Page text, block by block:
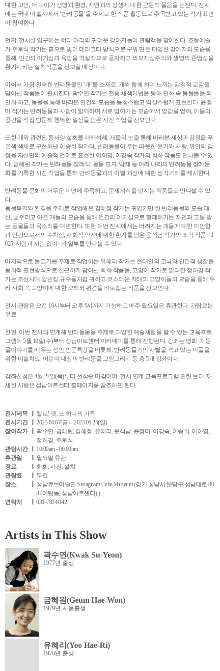
대한 고민, 더 나아가 생명과 환경, 자연과의 상생에 대한 근원적 물음을 던진다. 전시
에는 국내 미술계에서 ‘반려동물’을 주제로 한 작품 활동으로 주목받고 있는 작가 11명
이 참여한다.
먼저, 전시실 입구에는 여러 마리의 귀여운 강아지들이 관람객을 맞이한다. 조형예술
가 주후식 작가는 흙으로 빚어 테라코타 방식으로 구워 만든 다양한 강아지의 모습을
통해, 인간의 이기심과 욕망을 역설적으로 풍자하고 외모지상주의와 생명의 존엄성을
환기시키는 설치작품을 선보일 예정이다.
이어서 가장 친숙한 반려동물인 ‘개’를 소재로, 개와 함께 하며 느끼는 감정적 교감을
담아낸 작품들이 펼쳐진다. 곽수연 작가는 전통 채색기법을 통해 민화 속 동물들을 의
인화 하고, 동물을 통해 바라본 인간의 모습을 능청스럽고 익살스럽게 표현한다. 윤정
미 작가는 반려동물과 사람이 함께하며 서로 닮아가는 모습에서 영감을 얻어, 이들의
공간을 직접 방문해 행복한 일상을 담은 사진 작업을 선보인다.
또한 개와 관련된 동서양 설화를 재해석해, 개들의 눈을 통해 바라본 세상과 감정을 푸
른색 색채로 구현해낸 이승희 작가와, 반려동물이 주는 따뜻한 온기와 사랑, 위안의 감
정을 자신만의 예술적 언어로 표현한 이아영, 이경숙 작가의 회화 작품도 만나볼 수 있
다. 금혜원 작가는 반려동물 장례식, 동물 묘지, 박제 등 여러 나라의 반려동물 장례문
화를 기록한 사진 작업을 통해 반려동물과의 이별 과정에 대한 생각거리를 제시한다.
반려동물 문화의 어두운 이면에 주목하고, 문제의식을 던지는 작품들도 만나볼 수 있
다.
동물복지와 환경을 주제로 작업해온 김혜정 작가는 귀엽기만 한 반려동물의 모습 대
신, 굶주리고 아픈 개들의 모습을 통해 인간의 이기심으로 황폐해가는 자연과 고통 받
는 동물들의 목소리를 대변한다. 또한 이번 전시에서는 버려지는 개들에 대한 미안함
과 인간으로서의 수치심, 사회적 약자에 대한 환기를 담은 윤석남 작가의 조각 작품 <1
025: 사람과 사람 없이>의 일부를 만나볼 수 있다.
마지막으로 물고기를 주제로 작업하는 유혜리 작가는 현대인의 고뇌와 인간적 성찰을
동화적 표현방식으로 친근하게 담아낸 회화 작품을, 고양이 작가로 알려진 정하경 작
가는 조선시대 양반집 규수들처럼 귀하고 멋스러운 자태의 고양이들의 모습을 통해 우
리 사회 속 고양이에 대한 오해와 편견을 바로잡는 작품을 선보인다.
전시 관람은 오전 10시부터 오후 6시까지 가능하고 매주 월요일은 휴관한다. 관람료는
무료.
한편, 이번 전시와 연계해 반려동물을 주제로 다양한 예술체험을 할 수 있는 교육프로
그램이 5월 10일(수)부터 성남아트센터 아카데미를 통해 진행된다. 강좌는 명화 속 동
물이야기를 배우는 성인 인문특강을 비롯해, 반려동물과의 사별을 겪고 있는 이들을
위한 미술치료, 어린이 대상의 반려동물 그림그리기 등 총 5개 강좌이다.
강좌신청은 4월 27일(목)부터 선착순 마감이며, 전시 연계 교육프로그램 관련 보다 자
세한 사항은 성남아트센터 홈페이지를 참조하면 된다.
전시제목
헬로! 펫, 또 하나의 가족
전시기간
2023.04.07(금) - 2023.06.25(일)
참여작가
곽수연, 금혜원, 김혜정, 유혜리, 윤석남, 윤정미, 이경숙, 이승희, 이아영,
정하경, 주후식
관람시간
10:00am - 06:00pm
휴관일
월요일 휴관
장르
회화, 사진, 설치
관람료
무료
장소
성남큐브미술관 Seongnam Cube Museum (경기 성남시 분당구 성남대로 80
8 (야탑동, 성남아트센터) )
연락처
031-783-8142
Artists in This Show
곽수연(Kwak Su-Yeon)
1977년 출생
금혜원(Geum Hae-Won)
1979년 서울출생
유혜리(Yoo Hae-Ri)
1970년 출생